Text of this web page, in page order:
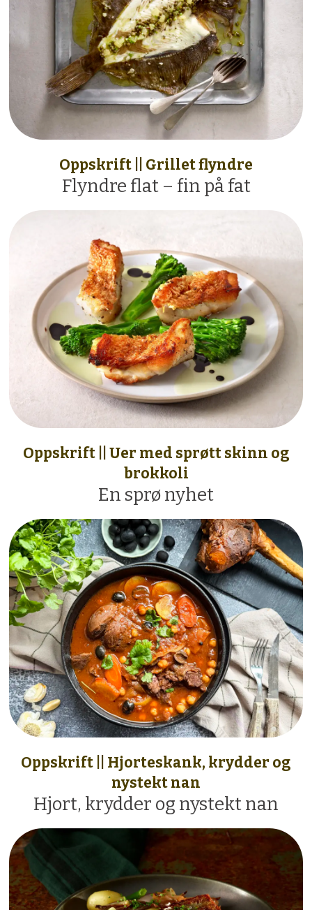
Oppskrift || Grillet flyndre
Flyndre flat – fin på fat
Oppskrift || Uer med sprøtt skinn og
brokkoli
En sprø nyhet
Oppskrift || Hjorteskank, krydder og
nystekt nan
Hjort, krydder og nystekt nan